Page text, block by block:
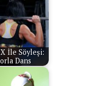
İle Söyleşi:
Dans